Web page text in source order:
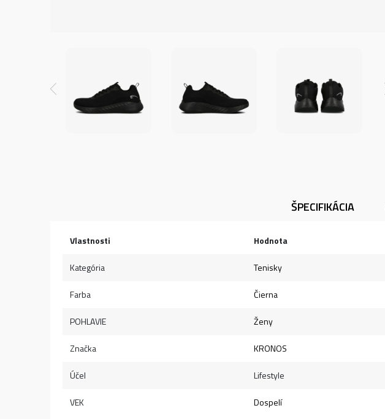
ŠPECIFIKÁCIA
Vlastnosti Hodnota
Kategória Tenisky
Farba Čierna
POHLAVIE Ženy
Značka KRONOS
Účel Lifestyle
VEK Dospelí